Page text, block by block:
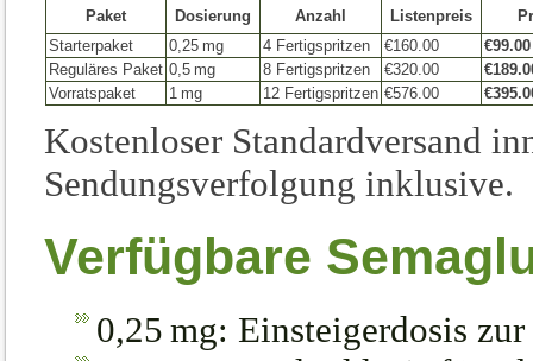
Paket Dosierung Anzahl Listenpreis
Starterpaket
0,25 mg 4 Fertigspritzen €160.00 €99.00
Reguläres Paket 0,5 mg 8 Fertigspritzen €320.00
Vorratspaket
1 mg 12 Fertigspritzen €576.00
Kostenloser Standardversand
Sendungsverfolgung inklusive.
Verfügbare
0,25 mg: Einsteigerdosis